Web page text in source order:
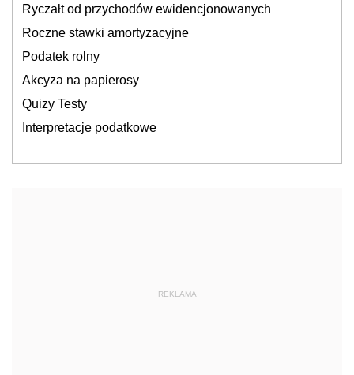
Ryczałt od przychodów ewidencjonowanych
Roczne stawki amortyzacyjne
Podatek rolny
Akcyza na papierosy
Quizy Testy
Interpretacje podatkowe
REKLAMA